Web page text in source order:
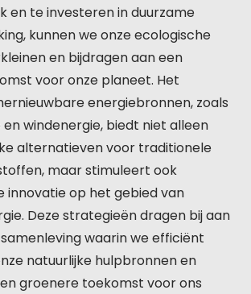
en te investeren in duurzame
kunnen we onze ecologische
en bijdragen aan een
voor onze planeet. Het
energiebronnen, zoals
windenergie, biedt niet alleen
alternatieven voor traditionele
maar stimuleert ook
innovatie op het gebied van
Deze strategieën dragen bij aan
waarin we efficiënt
natuurlijke hulpbronnen en
groenere toekomst voor ons